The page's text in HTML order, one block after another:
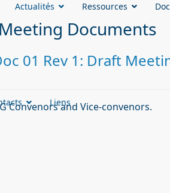
Actualités Ressources
Liens
Documents
01 Rev 1: Draft
Convenors and Vice-convenors.